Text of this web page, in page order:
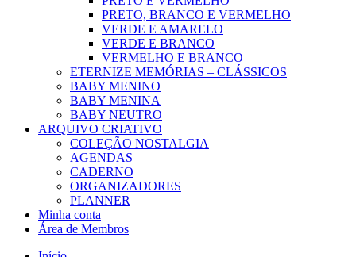
PRETO, BRANCO E VERMELHO
VERDE E AMARELO
VERDE E BRANCO
VERMELHO E BRANCO
ETERNIZE MEMÓRIAS – CLÁSSICOS
BABY MENINO
BABY MENINA
BABY NEUTRO
ARQUIVO CRIATIVO
COLEÇÃO NOSTALGIA
AGENDAS
CADERNO
ORGANIZADORES
PLANNER
Minha conta
Área de Membros